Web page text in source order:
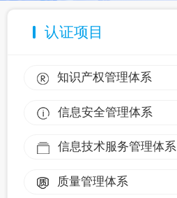
认证项目
知识产权管理体系
信息安全管理体系
信息技术服务管理体系
质量管理体系